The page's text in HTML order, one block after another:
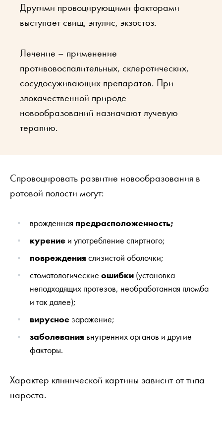
Другими провоцирующими факторами
выступает свищ, эпулис, экзостоз.
Лечение – применение
противовоспалительных, склеротических,
сосудосуживающих препаратов. При
злокачественной природе
новообразований назначают лучевую
терапию.
Спровоцировать развитие новообразования в
ротовой полости могут:
врожденная предрасположенность;
курение и употребление спиртного;
повреждения слизистой оболочки;
стоматологические ошибки (установка
неподходящих протезов, необработанная пломба
и так далее);
вирусное заражение;
заболевания внутренних органов и другие
факторы.
Характер клинической картины зависит от типа
нароста.